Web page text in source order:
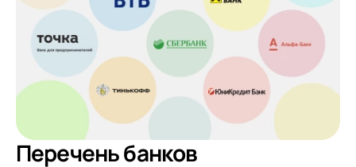
Перечень банков